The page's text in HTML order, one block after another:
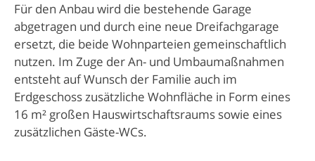
Für den Anbau wird die bestehende Garage
abgetragen und durch eine neue Dreifachgarage
ersetzt, die beide Wohnparteien gemeinschaftlich
nutzen. Im Zuge der An- und Umbaumaßnahmen
entsteht auf Wunsch der Familie auch im
Erdgeschoss zusätzliche Wohnfläche in Form eines
16 m² großen Hauswirtschaftsraums sowie eines
zusätzlichen Gäste-WCs.